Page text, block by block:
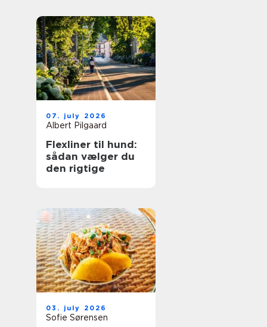
07. july 2026
Albert Pilgaard
Flexliner til hund:
sådan vælger du
den rigtige
03. july 2026
Sofie Sørensen